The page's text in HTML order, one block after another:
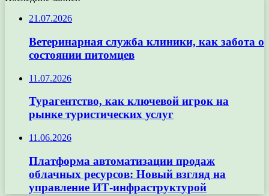
21.07.2026
Ветеринарная служба клиники, как забота о
состоянии питомцев
11.07.2026
Турагентство, как ключевой игрок на
рынке туристических услуг
11.06.2026
Платформа автоматизации продаж
облачных ресурсов: Новый взгляд на
управление ИТ-инфраструктурой